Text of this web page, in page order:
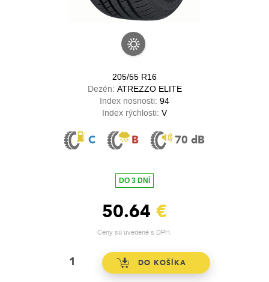
205/55 R16
Dezén: ATREZZO ELITE
Index nosnosti: 94
Index rýchlosti: V
C B 70 dB
DO 3 DNÍ
50.64 €
Ceny sú uvedené s DPH.